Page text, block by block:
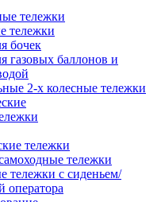
тележки
тележки
бочек
газовых баллонов и
2-х колесные тележки
тележки
тележки
тележки с сиденьем/
оператора